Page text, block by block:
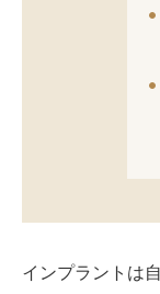
インプラントは